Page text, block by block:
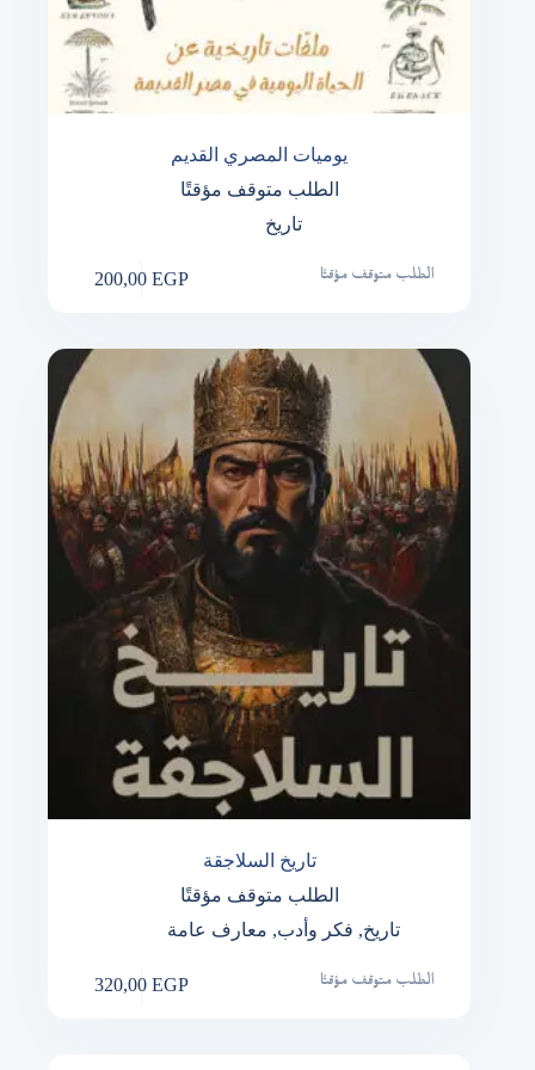
يوميات المصري القديم
الطلب متوقف مؤقتًا
تاريخ
200,00EGP الطلب متوقف مؤقتًا
تاريخ السلاجقة
الطلب متوقف مؤقتًا
تاريخ, فكر وأدب, معارف عامة
320,00EGP الطلب متوقف مؤقتًا